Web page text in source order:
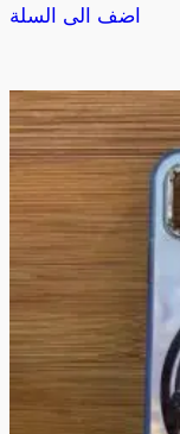
اضف الى السلة